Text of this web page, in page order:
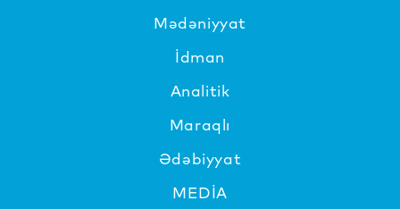
Mədəniyyat
İdman
Analitik
Maraqlı
Ədəbiyyat
MEDİA